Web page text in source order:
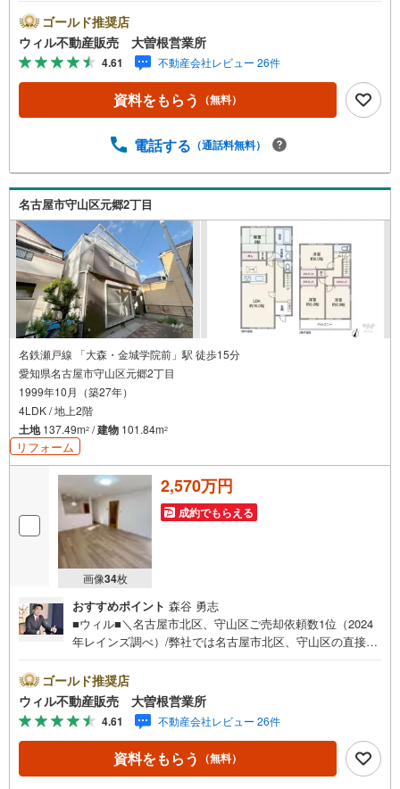
区、守山区の直接のご売却依頼を数多くいただいている不
動産仲介会社です。ネット上で分かる立地環境はもちろ
ん、過去にお任せいただいたお客様に現地の生の声をもと
に住戸環境を提案致します。＼平日のお住まい探しの方へ/
弊社では平日にご内覧・契約など平日にお住まい探しをさ
れるお客様にサービスをご用意しています。＼お仕事で忙
事前にご予約頂きましたら営業時間外でのご内覧もご対応
動産業者間で不動産情報が共有されているので、名古屋市
全域や、その他隣接エリアでもご内覧が可能です！ 【大曽
根営業所】○地下鉄名城線、JR中央線「大曽根」駅徒歩1分
○お子様が遊べるキッズスペースあり○定休日ございません
ゴールド推奨店
ウィル不動産販売 大曽根営業所
4.61 不動産会社レビュー 26件
資料をもらう （無料）
電話する （通話料無料）
名古屋市守山区元郷2丁目
名鉄瀬戸線 「大森・金城学院前」駅 徒歩15分
愛知県名古屋市守山区元郷2丁目
1999年10月（築27年）
4LDK / 地上2階
土地137.49m2 /建物 101.84m2
リフォーム
画像34枚
2,570万円
成約でもらえる
おすすめポイント 森谷 勇志
■ウィル■＼名古屋市北区、守山区ご売却依頼数1位（2024
年レインズ調べ）/弊社では名古屋市北区、守山区の直接の
立地環境はもちろん、過去にお任せいただいたお客様の声
をもとに住環境を提案致します。＼他にも気になる物件が
ある方へ/不動産業者間で情報が共有されているので、名古
屋市全域やその他隣接エリアでもご内覧が可能です！ 【ウ
ィル 大曽根営業所】◎地下鉄名城線、JR中央線「大曽
根」駅徒歩1分◎お子様が遊べるキッズスペースあり◎営業
ゴールド推奨店
ウィル不動産販売 大曽根営業所
4.61 不動産会社レビュー 26件
資料をもらう （無料）